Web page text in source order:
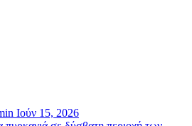
Ιούν 15, 2026